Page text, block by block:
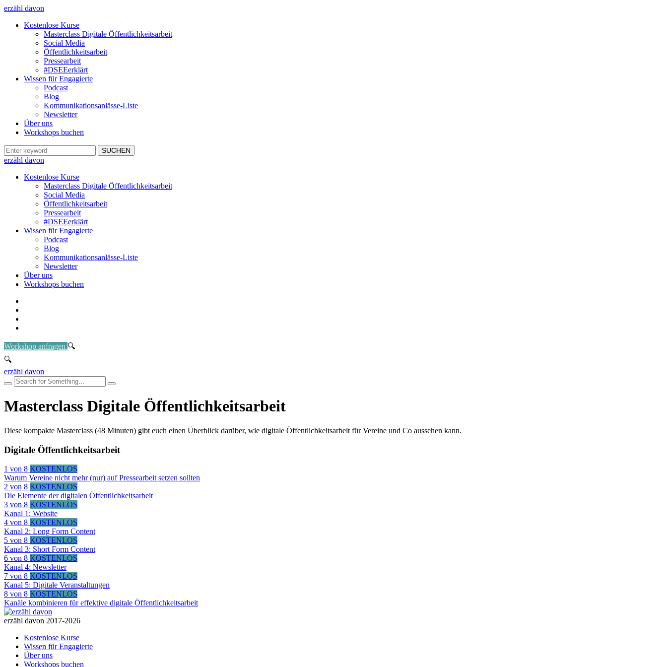
erzähl davon
Kostenlose Kurse
Masterclass Digitale Öffentlichkeitsarbeit
Social Media
Öffentlichkeitsarbeit
Pressearbeit
#DSEEerklärt
Wissen für Engagierte
Podcast
Blog
Kommunikationsanlässe-Liste
Newsletter
Über uns
Workshops buchen
erzähl davon
Kostenlose Kurse
Masterclass Digitale Öffentlichkeitsarbeit
Social Media
Öffentlichkeitsarbeit
Pressearbeit
#DSEEerklärt
Wissen für Engagierte
Podcast
Blog
Kommunikationsanlässe-Liste
Newsletter
Über uns
Workshops buchen
Workshop anfragen
erzähl davon
Masterclass Digitale Öffentlichkeitsarbeit
Diese kompakte Masterclass (48 Minuten) gibt euch einen Überblick darüber, wie digitale Öffentlichkeitsarbeit für Vereine und Co aussehen kann.
Digitale Öffentlichkeitsarbeit
1 von 8 KOSTENLOS
Warum Vereine nicht mehr (nur) auf Pressearbeit setzen sollten
Lektion
1
von
8
innerhalb
des
Abschnitts
Digitale
Öffentlichkeitsarbeit.
2 von 8 KOSTENLOS
Die Elemente der digitalen Öffentlichkeitsarbeit
Lektion
2
von
8
innerhalb
des
Abschnitts
Digitale
Öffentlichkeitsarbeit.
3 von 8 KOSTENLOS
Kanal 1: Website
Lektion
3
von
8
innerhalb
des
Abschnitts
Digitale
Öffentlichkeitsarbeit.
4 von 8 KOSTENLOS
Kanal 2: Long Form Content
Lektion
4
von
8
innerhalb
des
Abschnitts
Digitale
Öffentlichkeitsarbeit.
5 von 8 KOSTENLOS
Kanal 3: Short Form Content
Lektion
5
von
8
innerhalb
des
Abschnitts
Digitale
6 von 8 KOSTENLOS
Kanal 4: Newsletter
Lektion
6
von
8
innerhalb
des
Digitale
Öffentlichkeitsarbeit.
7 von 8 KOSTENLOS
Kanal 5: Digitale Veranstaltungen
Lektion
7
von
8
Abschnitts
Digitale
Öffentlichkeitsarbeit.
8 von 8 KOSTENLOS
Kanäle kombinieren für effektive digitale Öffentlichkeitsarbeit
Lektion
8
innerhalb
Abschnitts
erzähl davon 2017-2026
Kostenlose Kurse
Wissen für Engagierte
Über uns
Workshops buchen